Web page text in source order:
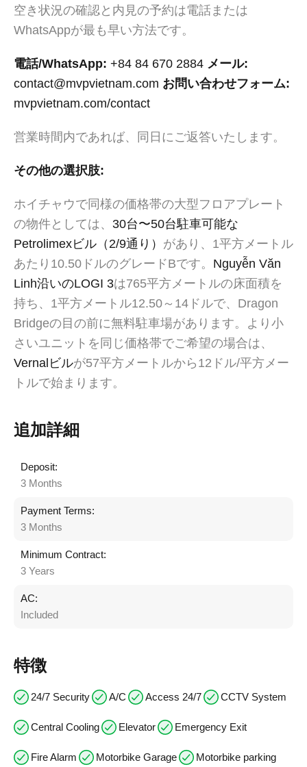
空き状況の確認と内見の予約は電話または
WhatsAppが最も早い方法です。
電話/WhatsApp: +84 84 670 2884 メール:
contact@mvpvietnam.com お問い合わせフォーム:
mvpvietnam.com/contact
営業時間内であれば、同日にご返答いたします。
その他の選択肢:
ホイチャウで同様の価格帯の大型フロアプレート
の物件としては、 30台〜50台駐車可能な
Petrolimexビル（2/9通り） があり、1平方メートル
あたり10.50ドルのグレードBです。 Nguyễn Văn
Linh沿いのLOGI 3は765平方メートルの床面積を
持ち、1平方メートル12.50～14ドルで、Dragon
Bridgeの目の前に無料駐車場があります。より小
さいユニットを同じ価格帯でご希望の場合は、
Vernalビルが57平方メートルから12ドル/平方メー
トルで始まります。
追加詳細
Deposit:
3 Months
Payment Terms:
3 Months
Minimum Contract:
3 Years
AC:
Included
特徴
24/7 Security A/C Access 24/7 CCTV System
Central Cooling Elevator Emergency Exit
Fire Alarm Motorbike Garage Motorbike parking